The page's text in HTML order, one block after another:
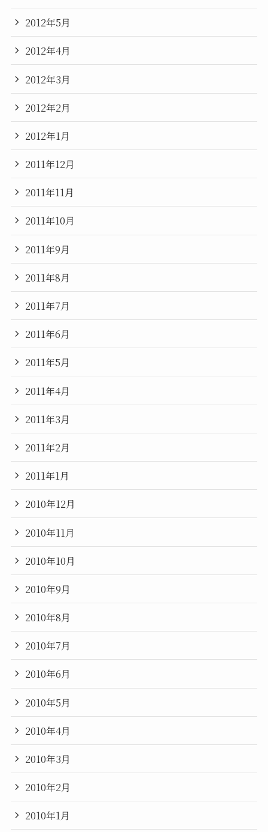
2012年5月
2012年4月
2012年3月
2012年2月
2012年1月
2011年12月
2011年11月
2011年10月
2011年9月
2011年8月
2011年7月
2011年6月
2011年5月
2011年4月
2011年3月
2011年2月
2011年1月
2010年12月
2010年11月
2010年10月
2010年9月
2010年8月
2010年7月
2010年6月
2010年5月
2010年4月
2010年3月
2010年2月
2010年1月